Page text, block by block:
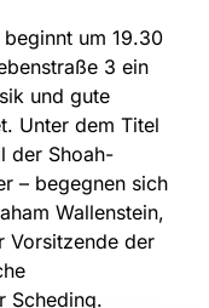
um 19.30
3 ein
und gute
Unter dem Titel
der Shoah-
– begegnen sich
Wallenstein,
Vorsitzende der
Scheding.